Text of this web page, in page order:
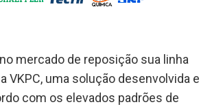
mercado de reposição sua linha
VKPC, uma solução desenvolvida e
com os elevados padrões de